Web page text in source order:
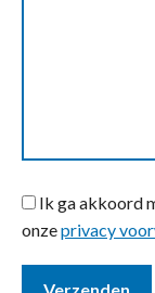
Ik ga akkoord
onzeprivacy